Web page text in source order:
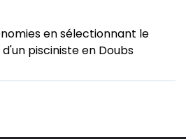
en sélectionnant le
pisciniste en Doubs